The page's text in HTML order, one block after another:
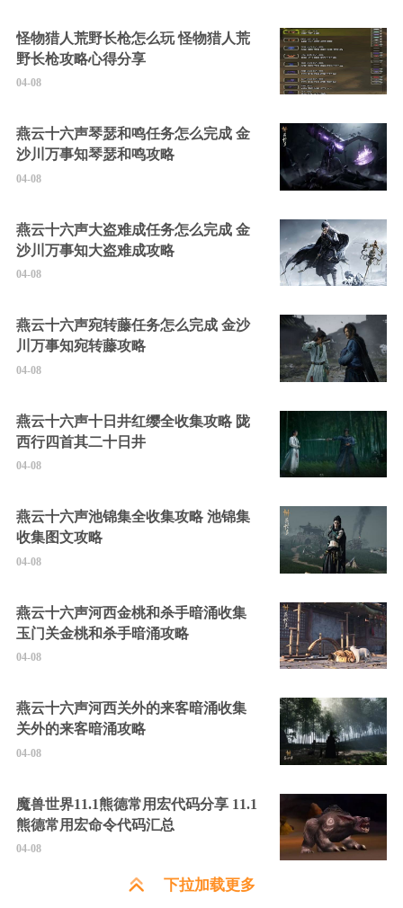
怪物猎人荒野长枪怎么玩 怪物猎人荒
野长枪攻略心得分享
04-08
燕云十六声琴瑟和鸣任务怎么完成 金
沙川万事知琴瑟和鸣攻略
04-08
燕云十六声大盗难成任务怎么完成 金
沙川万事知大盗难成攻略
04-08
燕云十六声宛转藤任务怎么完成 金沙
川万事知宛转藤攻略
04-08
燕云十六声十日井红缨全收集攻略 陇
西行四首其二十日井
04-08
燕云十六声池锦集全收集攻略 池锦集
收集图文攻略
04-08
燕云十六声河西金桃和杀手暗涌收集
玉门关金桃和杀手暗涌攻略
04-08
燕云十六声河西关外的来客暗涌收集
关外的来客暗涌攻略
04-08
魔兽世界11.1熊德常用宏代码分享 11.1
熊德常用宏命令代码汇总
04-08
下拉加载更多